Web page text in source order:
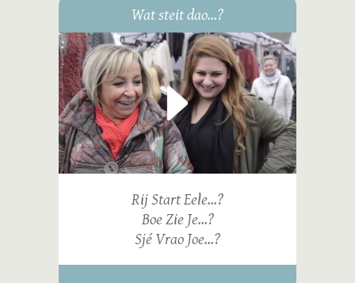
Wat steit dao...?
Rij Start Eele...?
Boe Zie Je...?
Sjé Vrao Joe...?